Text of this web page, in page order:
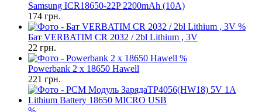
Samsung ICR18650-22P 2200mAh (10A)
174 грн.
%
Бат VERBATIM CR 2032 / 2bl Lithium , 3V
22 грн.
%
Powerbank 2 x 18650 Hawell
221 грн.